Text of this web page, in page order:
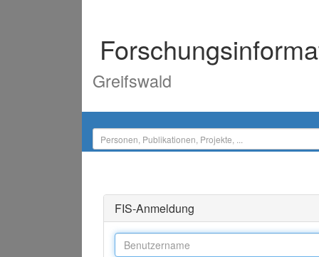
Greifswald
FIS-Anmeldung